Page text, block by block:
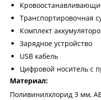
Транспортировочная
Комплект
Зарядное устройство
USB кабель
Цифровой носитель с
Материал:
Поливинилхлорид 3 мм,